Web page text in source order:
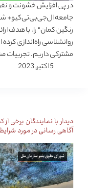
در پی افزایش خشونت و
جامعه ال‌جی‌بی‌تی‌کیو+
رنگین کمان“ را، با هدف
روانشناسی راه‌اندازی
مشترکی داریم. تجربیات
5 اکتبر, 2023
دیدار با نمایندگان برخی
آگاهی رسانی در مورد